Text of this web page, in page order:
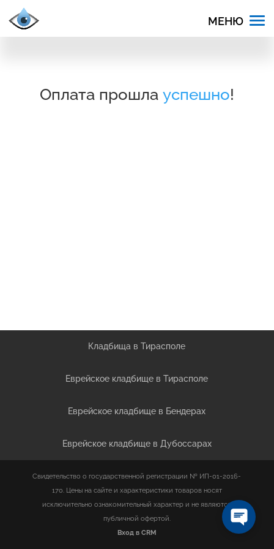
Оплата прошла успешно!
Кладбища в Тирасполе
Еврейское кладбище в Тирасполе
Еврейское кладбище в Бендерах
Еврейское кладбище в Дубоссарах
Свидетельство о государственной регистрации № ИП-01-2016-
170. Цены на сайте и характеристики товаров носят
исключительно ознакомительный характер и не являются
публичной офертой.
Вход в CRM